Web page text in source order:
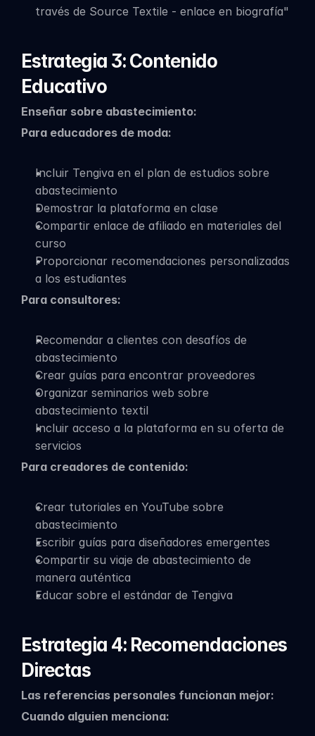
través de Source Textile - enlace en biografía"
Estrategia 3: Contenido
Educativo
Enseñar sobre abastecimiento:
Para educadores de moda:
Incluir Tengiva en el plan de estudios sobre
abastecimiento
Demostrar la plataforma en clase
Compartir enlace de afiliado en materiales del
curso
Proporcionar recomendaciones personalizadas
a los estudiantes
Para consultores:
Recomendar a clientes con desafíos de
abastecimiento
Crear guías para encontrar proveedores
Organizar seminarios web sobre
abastecimiento textil
Incluir acceso a la plataforma en su oferta de
servicios
Para creadores de contenido:
Crear tutoriales en YouTube sobre
abastecimiento
Escribir guías para diseñadores emergentes
Compartir su viaje de abastecimiento de
manera auténtica
Educar sobre el estándar de Tengiva
Estrategia 4: Recomendaciones
Directas
Las referencias personales funcionan mejor:
Cuando alguien menciona: